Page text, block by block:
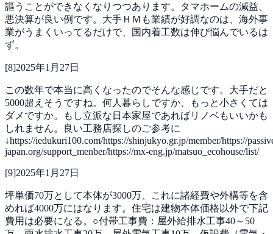
謳うことができなくなりつつあります。タマホームの減益、
悪決算が良い例です。大手ＨＭも業績が好調なのは、海外事
業がうまくいってるだけで、国内着工数は伸び悩んでいるは
ず。
[8]2025年1月27日
この数年で本当に高くなったのでそんな感じです。大手だと
5000超えそうですね。何人暮らしですか、もっと小さくては
ダメですか。もし立派な日本家屋であればリノベもいいかも
しれません。良い工務店探しのご参考に
↓https://iedukuri100.com/https://shinjukyo.gr.jp/member/https://
japan.org/support_menber/https://mx-eng.jp/matsuo_ecohouse/list/
[9]2025年1月27日
坪単価70万として本体が3000万、これに諸経費や外構等を含
めれば4000万にはなります。住宅は建物本体価格以外で下記
費用は必要になる。○付帯工事費：屋外給排水工事40～50